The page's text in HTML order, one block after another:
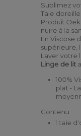
Sublimez
Taie
Produit
nuire à la
En Viscose
supérieure,
Laver votre
Linge de lit
100%
plat -
Contenu
1 taie